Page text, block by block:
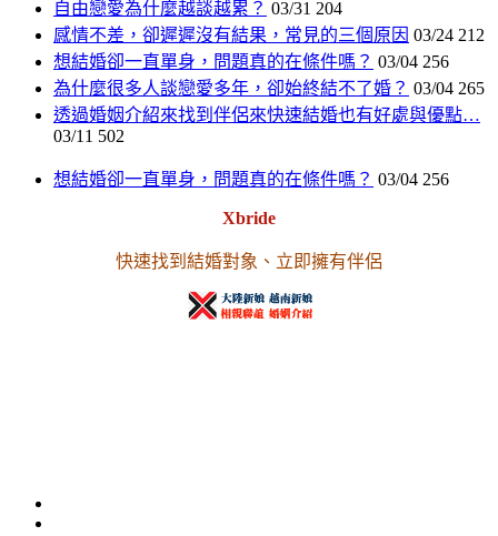
自由戀愛為什麼越談越累？ 03/31 204
感情不差，卻遲遲沒有結果，常見的三個原因 03/24 212
想結婚卻一直單身，問題真的在條件嗎？ 03/04 256
為什麼很多人談戀愛多年，卻始終結不了婚？ 03/04 265
透過婚姻介紹來找到伴侶來快速結婚也有好處與優點…
03/11 502
想結婚卻一直單身，問題真的在條件嗎？ 03/04 256
Xbride
快速找到結婚對象、立即擁有伴侶